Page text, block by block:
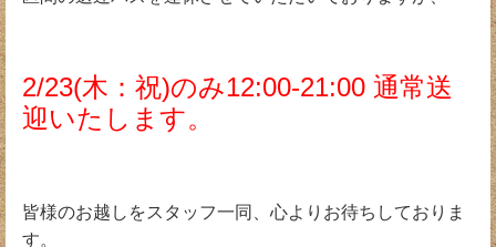
2/23(木：祝)のみ12:00-21:00 通常送
迎いたします。
皆様のお越しをスタッフ一同、心よりお待ちしておりま
す。